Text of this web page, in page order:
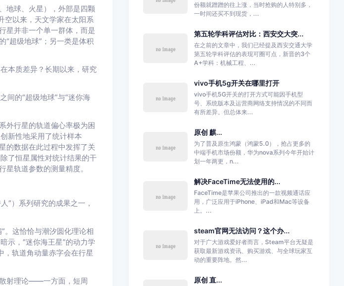
地球、火星），外部是四颗
空以来，天文学家在太阳系
星并非一个单一群体，而是
“超级地球”；另一类是体积
本质差异？长期以来，研究
间的“超级地球”与“迷你海
外行星的轨道偏心率极为困
新性地采用了统计样本
的数据在此过程中发挥了关
了恒星属性对统计结果的干
轨道参数的测量精度。
”）系列研究的成果之一，
。这恰恰与潮汐圆化理论相
示，“迷你海王星”的动力学
轨道角动量赤字会在行星
散射理论——一方面，短周
份额就蹭蹭的往上涨，当时抢购的人特别多，
一时间还买不到现货，...
第五轮学科评估对比：西安交大突...
在之前的文章中，我们已经提及西安交通大学
第五轮学科评估的表现可圈可点，新晋的3个
A+学科：机械工程、...
vivo手机5g开关在哪里打开
vivo手机5G开关的打开方式可能因手机型
号、系统版本及运营商网络支持情况的不同而
有所差异。但总体来...
原创 麒...
为了普及原生鸿蒙（鸿蒙5.0），抢占更多的
中端手机市场份额，华为nova系列今年开始计
划一年两更，n...
解决FaceTime无法使用的...
FaceTime是苹果公司推出的一款视频通话应
用，广泛应用于iPhone、iPad和Mac等设备
上。...
steam官网无法访问？这个办...
对于广大游戏爱好者而言，Steam平台无疑是
获取最新游戏资讯、购买游戏、与全球玩家互
动的重要阵地。然...
原创 直...